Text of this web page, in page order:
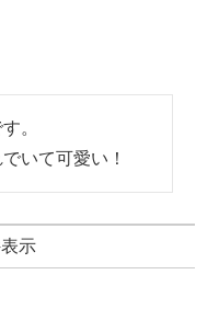
。
いて可愛い！
示